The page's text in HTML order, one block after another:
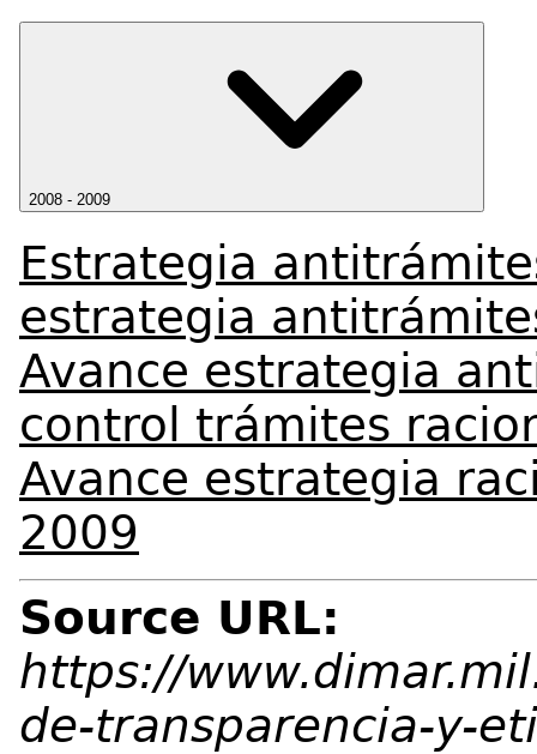
2008 - 2009
Estrategia
estrategia
Avance estrategia
control trámites
Avance estrategia
2009
Source URL:
https://
de-transparencia-y-